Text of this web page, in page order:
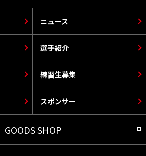
選手紹介
ニュース
スポンサー
練習生募集
GOODS SHOP